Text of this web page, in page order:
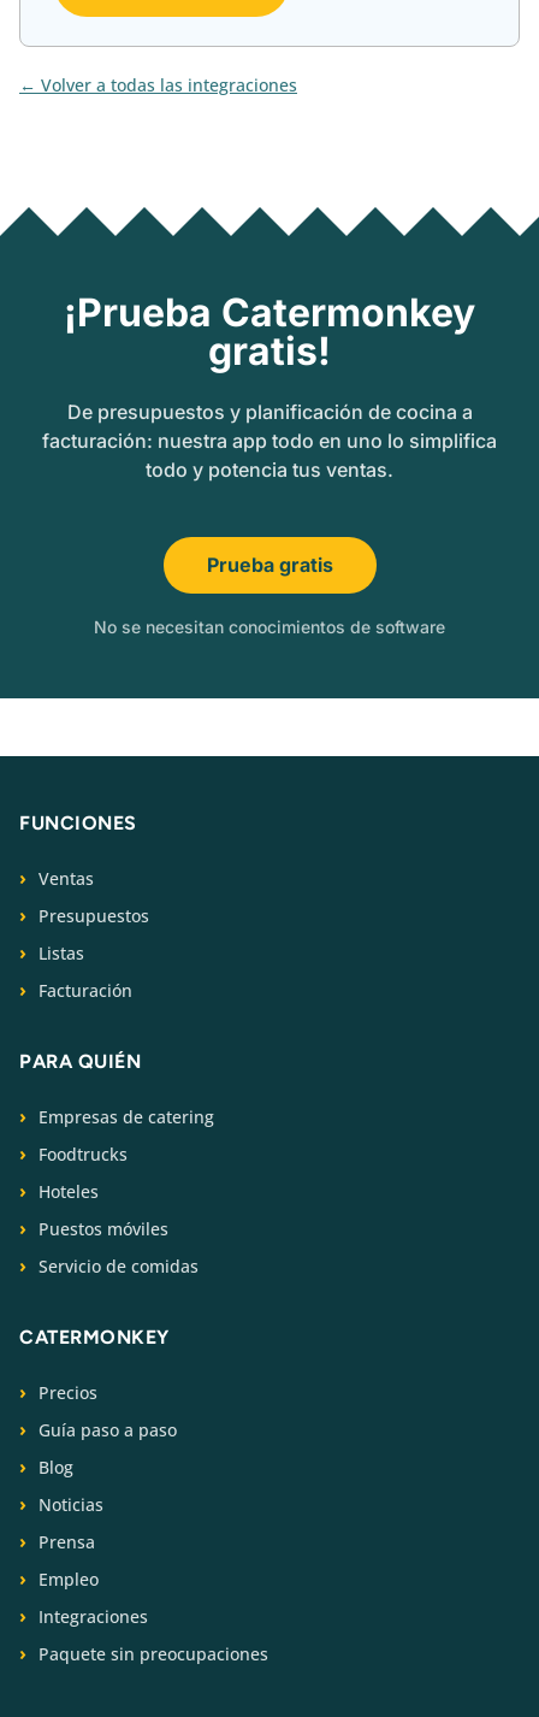
Volver a todas las integraciones
¡Prueba Catermonkey
gratis!
De presupuestos y planificación de cocina a
facturación: nuestra app todo en uno lo simplifica
todo y potencia tus ventas.
Prueba gratis
No se necesitan conocimientos de software
FUNCIONES
Ventas
Presupuestos
Listas
Facturación
PARA QUIÉN
Empresas de catering
Foodtrucks
Hoteles
Puestos móviles
Servicio de comidas
CATERMONKEY
Precios
Guía paso a paso
Blog
Noticias
Prensa
Empleo
Integraciones
Paquete sin preocupaciones